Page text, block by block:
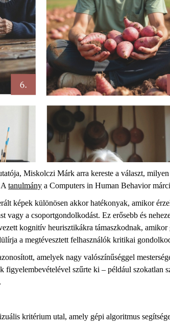
Miskolczi Márk arra kereste a választ,
tanulmány a Computers in Human Behavior
képek különösen akkor hatékonyak, amikor
vagy a csoportgondolkodást. Ez erősebb és
kognitív heurisztikákra támaszkodnak,
a megtévesztett felhasználók kritikai
amelyek nagy valószínűséggel
figyelembevételével szűrte ki – például
kritérium utal, amely gépi algoritmus